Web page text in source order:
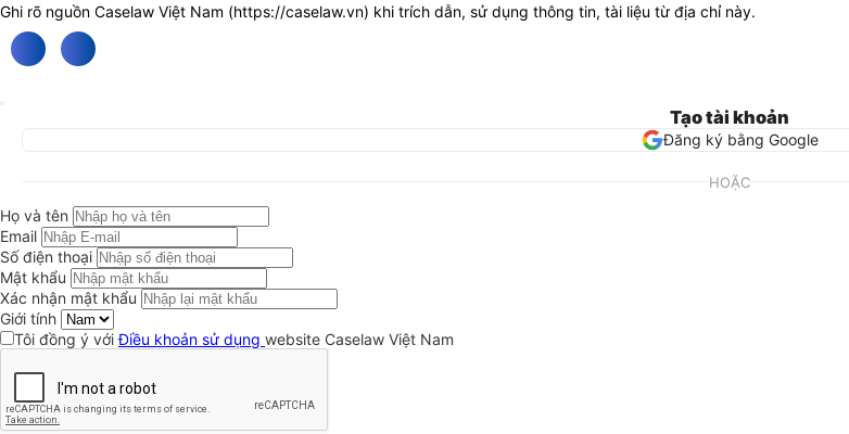
Ghi rõ nguồn Caselaw Việt Nam (https://caselaw.vn) khi trích dẫn, sử dụng thông tin, tài liệu từ địa chỉ này.
Tạo tài khoản
Đăng ký bằng Google
HOẶC
Họ và tên
Email
Số điện thoại
Mật khẩu
Xác nhận mật khẩu
Giới tính
Tôi đồng ý vớiĐiều khoản sử dụng website Caselaw Việt Nam